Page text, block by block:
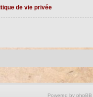
de vie privée
Powered by phpBB